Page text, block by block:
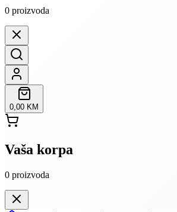
0 proizvoda
0,00 KM
Vaša korpa
0 proizvoda